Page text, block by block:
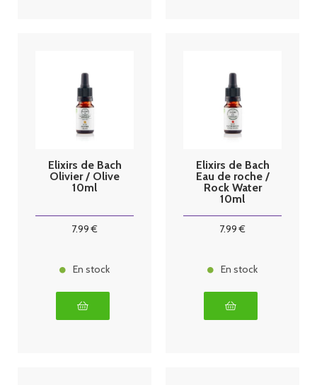
Elixirs de Bach
Olivier / Olive
10ml
7.99 €
En stock
Elixirs de Bach
Eau de roche /
Rock Water
10ml
7.99 €
En stock